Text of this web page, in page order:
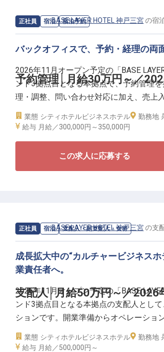
■ホテル内レストラン・複合施設での勤務
「料理の味だけでなく、構成、テンポ、
た"と思える時間をつくる」。それが
割です。決まった体制に入るのではなく
たい方、レストラン単体ではなくホテル
割（自社運営レストラン・ホテル）、
正社員 宿泊 宿泊予約
予約管理│月給30万円～／
求人情報：BASE LAYER HOTEL 神戸三宮の宿
バックオフィスで、予約・経理の
2026年11月オープン予定の「BASE
ンド3拠点目となる本拠点で、予約管理
理・調整、問い合わせ対応に加え、売上
務業務、OTAや販売状況の現場レベルで
ル運営には欠かせない"土台"を支える役割
＼予約・経理・運営連携を担う、ホテル
黙々と入力だけを行う仕事ではなく、フ
がスムーズに回る状態をつくっていく役
ー・各部門との連携方法を、開業準備か
正確に扱うことにやりがいを感じる方、
ける方を歓迎します。社割（自社運営レ
社員紹介手当あり。
業態 シティホテルビジネスホテル 勤務地
給与 月給／300,000円～ 350,000円
この求人に応募する
正社員 宿泊 支配人・副支配人・女将
支配人│月給50万円～／2026
求人情報：BASE LAYER HOTEL 神戸三宮の支
成長拡大中の“カルチャービジネス
業責任者へ。
2026年11月オープン予定の「BASE
ンド3拠点目となる本拠点の支配人とし
ションです。開業準備からオペレーショ
の向上、フロント・予約管理・レストラ
まで、拠点全体を統括。ブランドの世界
業態 シティホテルビジネスホテル 勤務地
給与 月給／500,000円～